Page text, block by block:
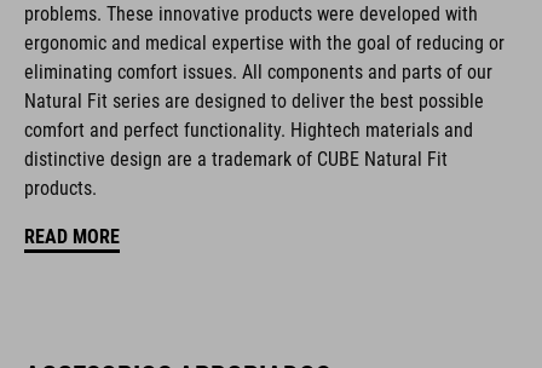
ultralight fibreglass shell
active cooling system
improved ventilation channels
removable, washable pads
perfect fit
chin guard with PU padding
problems. These innovative products were developed with
ergonomic and medical expertise with the goal of reducing or
eliminating comfort issues. All components and parts of our
Natural Fit series are designed to deliver the best possible
comfort and perfect functionality. Hightech materials and
distinctive design are a trademark of CUBE Natural Fit
products.
READ MORE